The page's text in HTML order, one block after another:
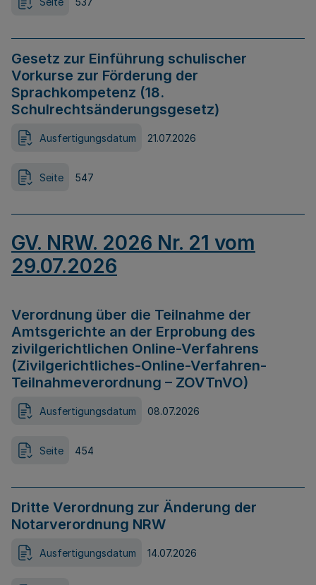
Gesetz zur Einführung schulischer
Vorkurse zur Förderung der
Sprachkompetenz (18.
Schulrechtsänderungsgesetz)
Ausfertigungsdatum 21.07.2026
Seite 547
GV. NRW. 2026 Nr. 21 vom
29.07.2026
Verordnung über die Teilnahme der
Amtsgerichte an der Erprobung des
zivilgerichtlichen Online-Verfahrens
(Zivilgerichtliches-Online-Verfahren-
Teilnahmeverordnung – ZOVTnVO)
Ausfertigungsdatum 08.07.2026
Seite 454
Dritte Verordnung zur Änderung der
Notarverordnung NRW
Ausfertigungsdatum 14.07.2026